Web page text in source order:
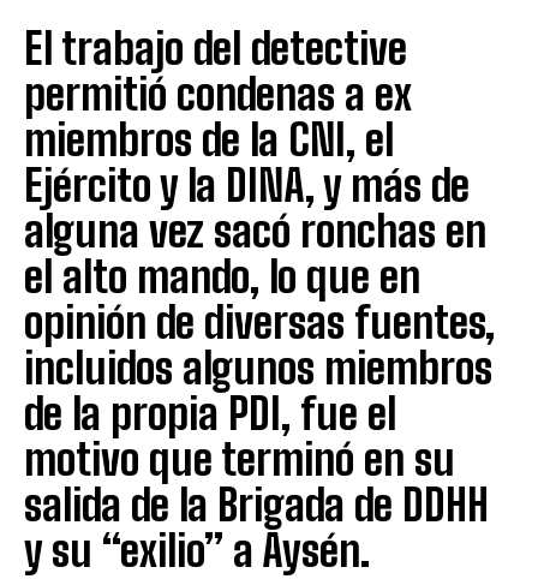
El trabajo del detective
permitió condenas a ex
miembros de la CNI, el
Ejército y la DINA, y más de
alguna vez sacó ronchas en
el alto mando, lo que en
opinión de diversas fuentes,
incluidos algunos miembros
de la propia PDI, fue el
motivo que terminó en su
salida de la Brigada de DDHH
y su “exilio” a Aysén.